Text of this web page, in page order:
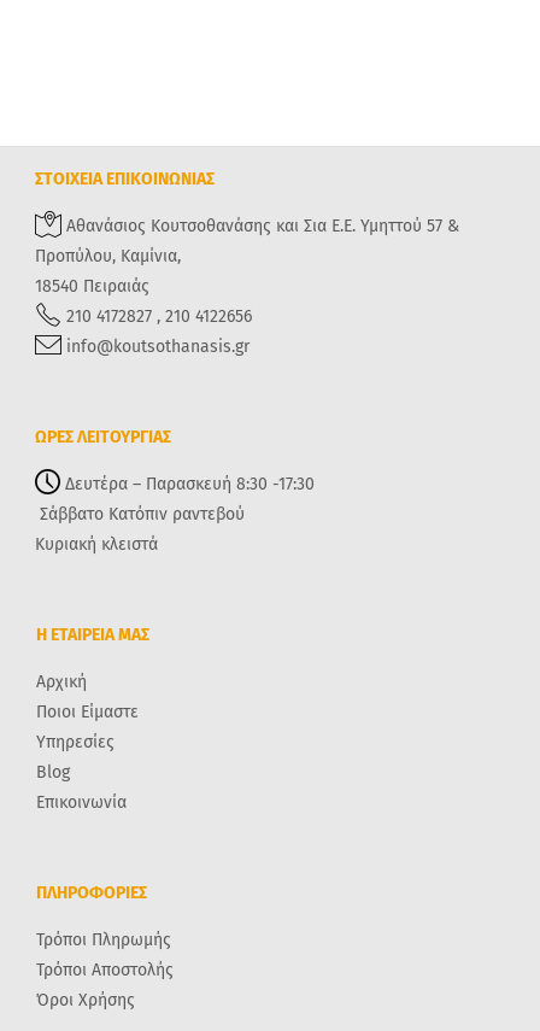
ΣΤΟΙΧΕΙΑ ΕΠΙΚΟΙΝΩΝΙΑΣ
Αθανάσιος Κουτσοθανάσης και Σια Ε.Ε. Υμηττού 57 &
Προπύλου, Καμίνια,
18540 Πειραιάς
210 4172827 , 210 4122656
info@koutsothanasis.gr
ΩΡΕΣ ΛΕΙΤΟΥΡΓΙΑΣ
Δευτέρα – Παρασκευή 8:30 -17:30
Σάββατο Κατόπιν ραντεβού
Κυριακή κλειστά
Η ΕΤΑΙΡΕΙΑ ΜΑΣ
Αρχική
Ποιοι Είμαστε
Υπηρεσίες
Blog
Επικοινωνία
ΠΛΗΡΟΦΟΡΙΕΣ
Τρόποι Πληρωμής
Τρόποι Αποστολής
Όροι Χρήσης